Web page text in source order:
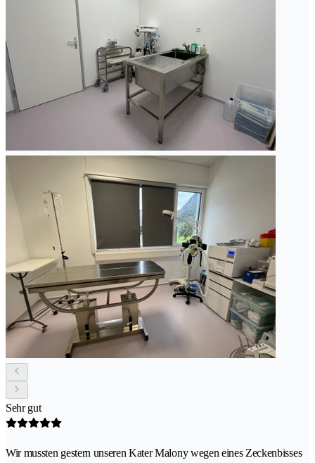
Sehr gut
Wir mussten gestern unseren Kater Malony wegen eines Zeckenbisses